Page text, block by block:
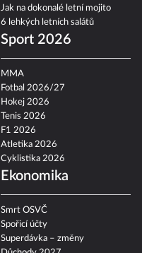
Jak na dokonalé letní mojito
6 lehkých letních salátů
Sport 2026
MMA
Fotbal 2026/27
Hokej 2026
Tenis 2026
F1 2026
Atletika 2026
Cyklistika 2026
Ekonomika
Smrt OSVČ
Spořicí účty
Superdávka – změny